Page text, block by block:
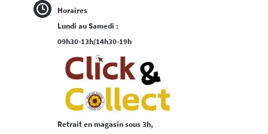
Horaires
Lundi au Samedi :
09h30-13h/14h30-19h
Retrait en magasin sous 3h,